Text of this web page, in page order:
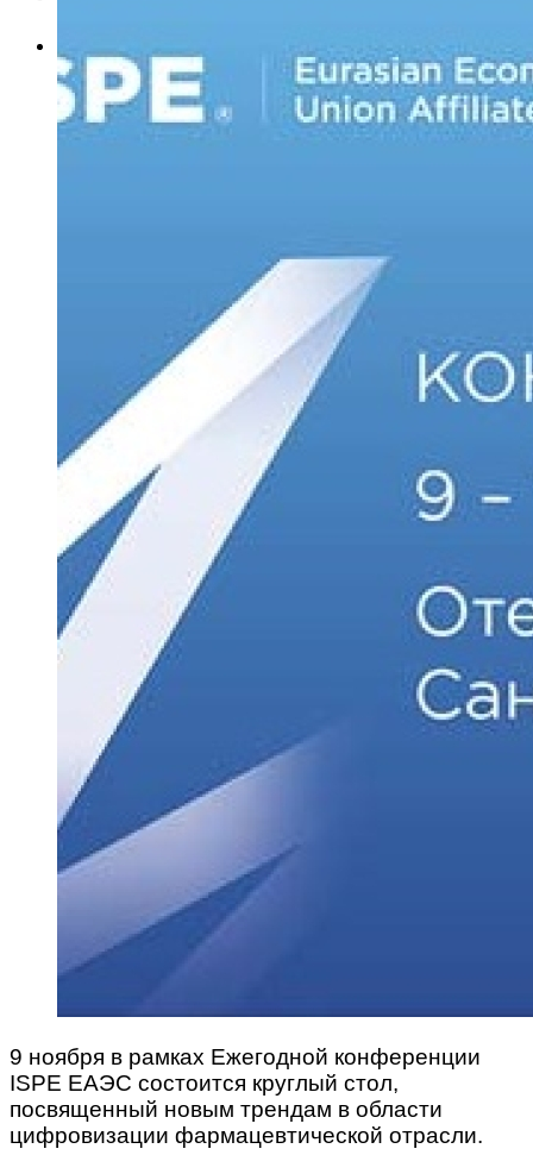
Об издании
О редакции
Контакты
Подписка
9 ноября в рамках Ежегодной конференции
ISPE ЕАЭС состоится круглый стол,
посвященный новым трендам в области
цифровизации фармацевтической отрасли.